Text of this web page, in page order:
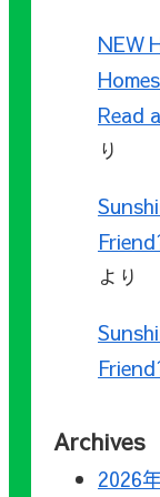
NEW
Read
り
より
Archives
2026